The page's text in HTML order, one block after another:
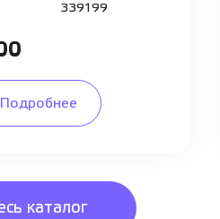
339199
Подробнее
каталог